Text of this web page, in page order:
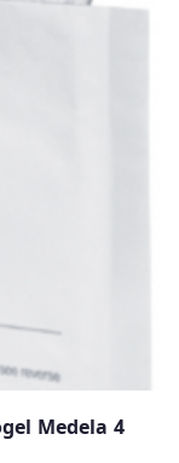
Medela 4